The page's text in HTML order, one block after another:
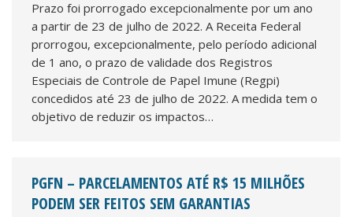
Prazo foi prorrogado excepcionalmente por um ano
a partir de 23 de julho de 2022. A Receita Federal
prorrogou, excepcionalmente, pelo período adicional
de 1 ano, o prazo de validade dos Registros
Especiais de Controle de Papel Imune (Regpi)
concedidos até 23 de julho de 2022. A medida tem o
objetivo de reduzir os impactos…
PGFN – PARCELAMENTOS ATÉ R$ 15 MILHÕES
PODEM SER FEITOS SEM GARANTIAS